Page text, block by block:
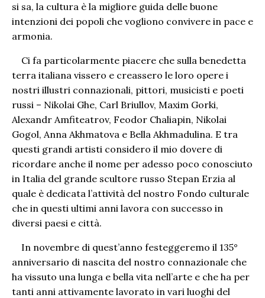
si sa, la cultura è la migliore guida delle buone
intenzioni dei popoli che vogliono convivere in pace e
armonia.
Ci fa particolarmente piacere che sulla benedetta
terra italiana vissero e creassero le loro opere i
nostri illustri connazionali, pittori, musicisti e poeti
russi – Nikolai Ghe, Carl Briullov, Maxim Gorki,
Alexandr Amfiteatrov, Feodor Chaliapin, Nikolai
Gogol, Anna Akhmatova e Bella Akhmadulina. E tra
questi grandi artisti considero il mio dovere di
ricordare anche il nome per adesso poco conosciuto
in Italia del grande scultore russo Stepan Erzia al
quale è dedicata l’attività del nostro Fondo culturale
che in questi ultimi anni lavora con successo in
diversi paesi e città.
In novembre di quest’anno festeggeremo il 135°
anniversario di nascita del nostro connazionale che
ha vissuto una lunga e bella vita nell’arte e che ha per
tanti anni attivamente lavorato in vari luoghi del